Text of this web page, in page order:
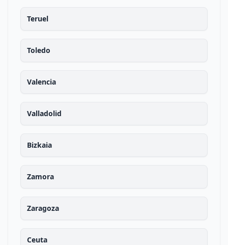
Teruel
Toledo
Valencia
Valladolid
Bizkaia
Zamora
Zaragoza
Ceuta